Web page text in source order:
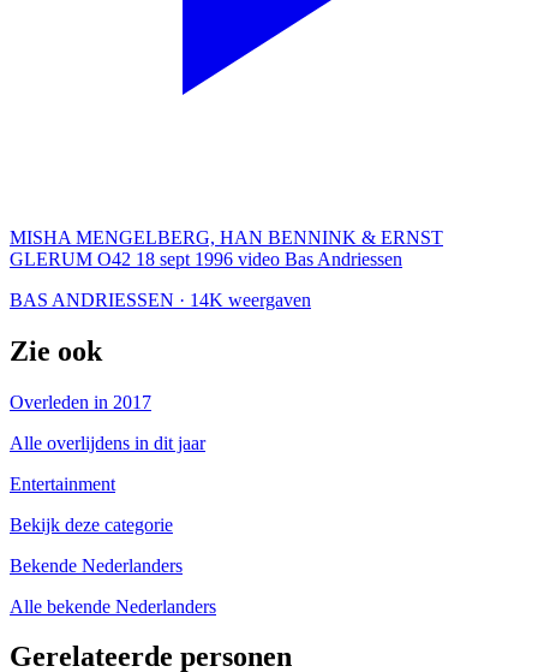
MISHA MENGELBERG, HAN BENNINK & ERNST
GLERUM O42 18 sept 1996 video Bas Andriessen
BAS ANDRIESSEN · 14K weergaven
Zie ook
Overleden in 2017
Alle overlijdens in dit jaar
Entertainment
Bekijk deze categorie
Bekende Nederlanders
Alle bekende Nederlanders
Gerelateerde personen